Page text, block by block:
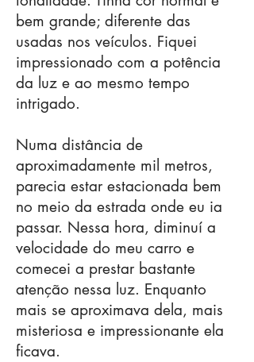
bem grande; diferente das
usadas nos veículos. Fiquei
impressionado com a potência
da luz e ao mesmo tempo
intrigado.
Numa distância de
aproximadamente mil metros,
parecia estar estacionada bem
no meio da estrada onde eu ia
passar. Nessa hora, diminuí a
velocidade do meu carro e
comecei a prestar bastante
atenção nessa luz. Enquanto
mais se aproximava dela, mais
misteriosa e impressionante ela
ficava.